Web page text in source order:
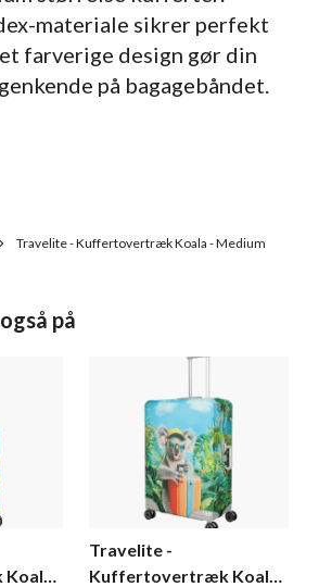
materiale sikrer perfekt
farverige design gør din
på bagagebåndet.
Travelite - Kuffertovertræk Koala - Medium
på
-
Travelite -
Kuffertovertræk Koala -